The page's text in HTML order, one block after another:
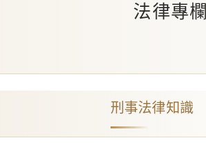
法律專欄
刑事法律知識